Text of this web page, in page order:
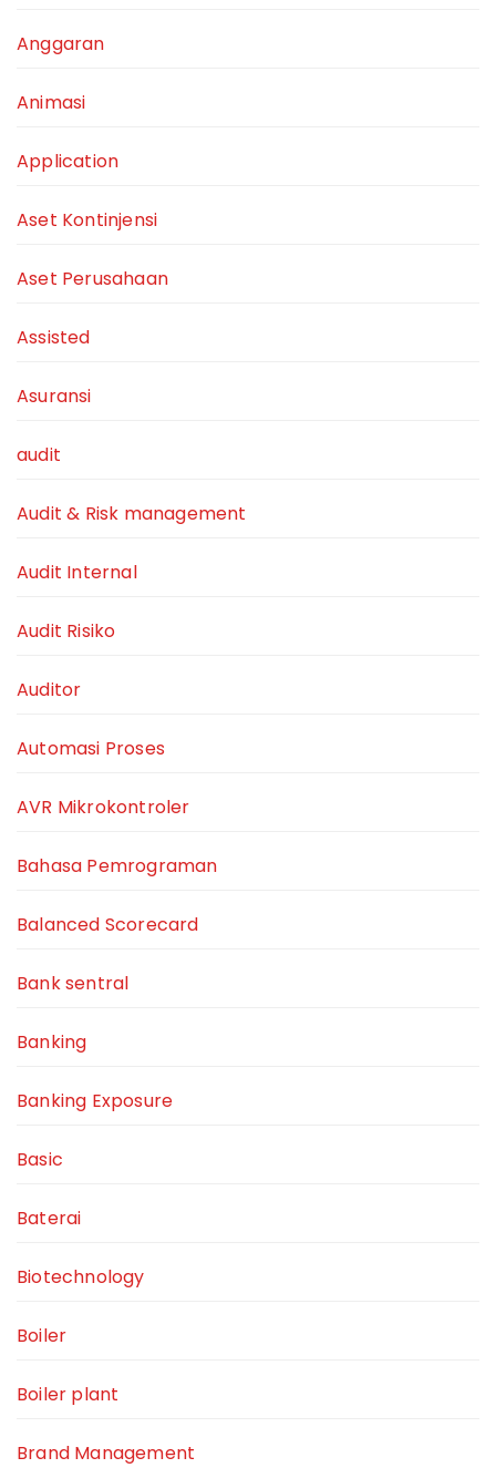
Anggaran
Animasi
Application
Aset Kontinjensi
Aset Perusahaan
Assisted
Asuransi
audit
Audit & Risk management
Audit Internal
Audit Risiko
Auditor
Automasi Proses
AVR Mikrokontroler
Bahasa Pemrograman
Balanced Scorecard
Bank sentral
Banking
Banking Exposure
Basic
Baterai
Biotechnology
Boiler
Boiler plant
Brand Management